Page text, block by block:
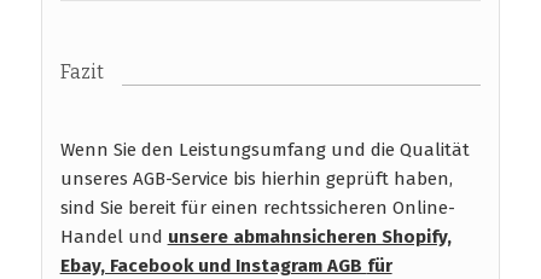
Fazit
Wenn Sie den Leistungsumfang und die Qualität
unseres AGB-Service bis hierhin geprüft haben,
sind Sie bereit für einen rechtssicheren Online-
Handel und unsere abmahnsicheren Shopify,
Ebay, Facebook und Instagram AGB für